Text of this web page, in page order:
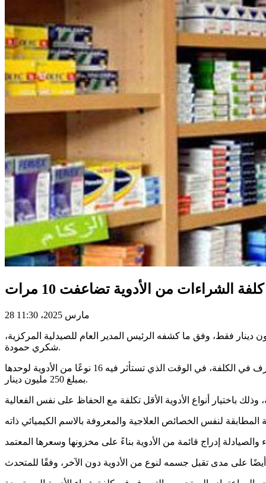
الشراءات من الأدوية تضاعفت 10 مرات
28 مارس 2025، 11:30
شراء الأدوية في الصيدلية المركزية خلال الفترة الممتدة من 2021 إلى 2024، إلى 300 مليون دينار بعدما كانت في حدود 30 مليون دينار فقط، وفق ما كشفه الرئيس المدير العام للصيدلية المركزية،
شكري حمودة.
وقال حمودة في حوار مع وكالة تونس افريقيا للأنباء، إن الارتفاع الكبير في كلفة الشراءات من الأدوية يفرض اتخاذ إجراءات تتيح إحكام التصرف في الكلفة، في الوقت الذي تستأثر فيه 16 نوعًا من الأدوية لوحدها
بمبلغ 250 مليون دينار.